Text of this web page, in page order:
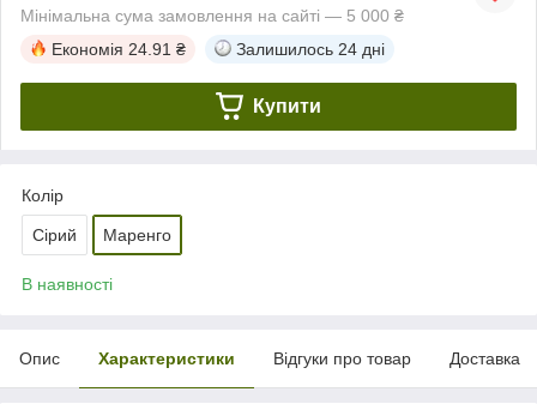
Мінімальна сума замовлення на сайті — 5 000 ₴
Економія 24.91 ₴ Залишилось 24 дні
Купити
Колір
Сірий Маренго
В наявності
Опис Характеристики Відгуки про товар Доставка